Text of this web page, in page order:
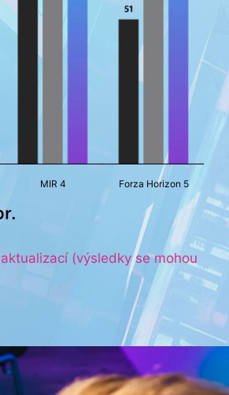
MIR 4 Forza Horizon 5
(výsledky se mohou